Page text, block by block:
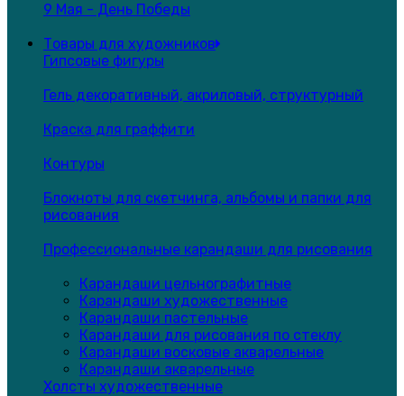
9 Мая - День Победы
Товары для художников
Гипсовые фигуры
Гель декоративный, акриловый, структурный
Краска для граффити
Контуры
Блокноты для скетчинга, альбомы и папки для
рисования
Профессиональные карандаши для рисования
Карандаши цельнографитные
Карандаши художественные
Карандаши пастельные
Карандаши для рисования по стеклу
Карандаши восковые акварельные
Карандаши акварельные
Холсты художественные